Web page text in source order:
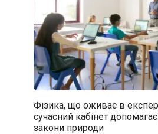
Фізика, що оживає в
сучасний кабінет
закони природи